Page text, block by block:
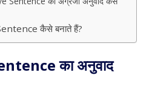
कैसे बनाते हैं?
का अनुवाद